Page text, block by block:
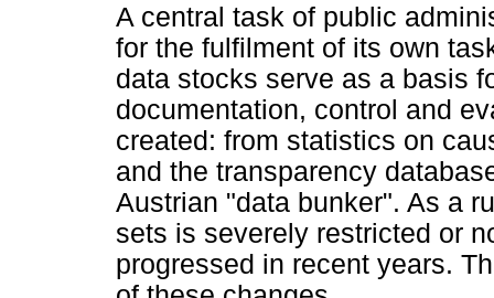
A central task of public
for the fulfilment of its own
data stocks serve as a basis
documentation, control and
created: from statistics on
and the transparency
Austrian "data bunker". As a
sets is severely restricted or
progressed in recent years.